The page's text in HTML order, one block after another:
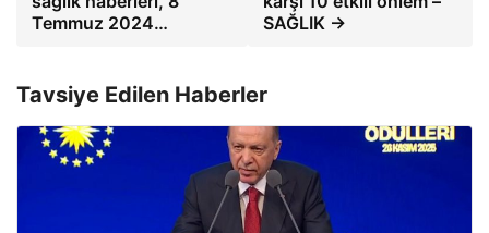
Temmuz 2024…
SAĞLIK →
Tavsiye Edilen Haberler